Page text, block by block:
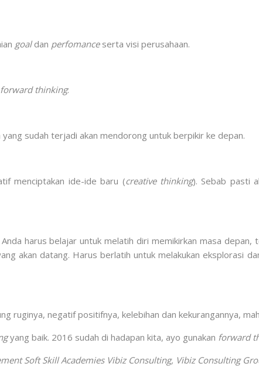
goal dan perfomanceserta visi perusahaan.
forward thinking:
sudah terjadi akan mendorong untuk berpikir ke depan.
menciptakan ide-ide baru (creative thinking). Sebab pasti
harus belajar untuk melatih diri memikirkan masa depan,
akan datang. Harus berlatih untuk melakukan eksplorasi
ruginya, negatif positifnya, kelebihan dan kekurangannya,
yang baik. 2016 sudah di hadapan kita, ayo gunakan forward
Soft Skill Academies Vibiz Consulting, Vibiz Consulting